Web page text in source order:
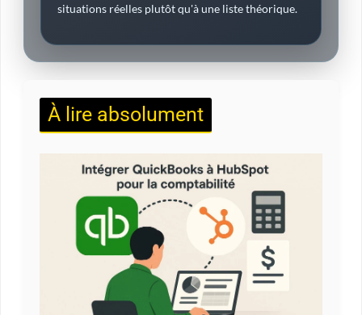
situations réelles plutôt qu'à une liste théorique.
À lire absolument